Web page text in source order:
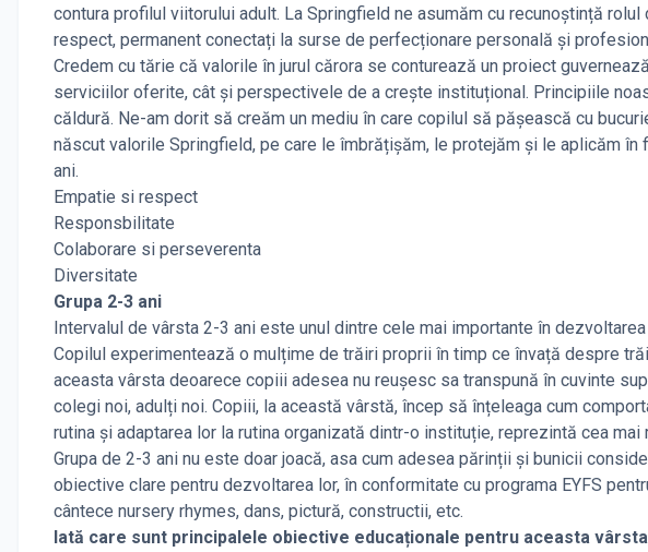
contura profilul viitorului adult. La Springfield ne asumăm cu recunoștință
respect, permanent conectați la surse de perfecționare personală și
Credem cu tărie că valorile în jurul cărora se conturează un proiect
serviciilor oferite, cât și perspectivele de a crește instituțional. Principiile
căldură. Ne-am dorit să creăm un mediu în care copilul să pășească cu
născut valorile Springfield, pe care le îmbrățișăm, le protejăm și le aplicăm
ani.
Empatie si respect
Responsbilitate
Colaborare si perseverenta
Diversitate
Grupa 2-3 ani
Intervalul de vârsta 2-3 ani este unul dintre cele mai importante în
Copilul experimentează o mulțime de trăiri proprii în timp ce învață despre
aceasta vârsta deoarece copiii adesea nu reușesc sa transpună în cuvinte
colegi noi, adulți noi. Copiii, la această vârstă, încep să înțeleaga cum
rutina și adaptarea lor la rutina organizată dintr-o instituție, reprezintă cea
Grupa de 2-3 ani nu este doar joacă, asa cum adesea părinții și bunicii
obiective clare pentru dezvoltarea lor, în conformitate cu programa EYFS
cântece nursery rhymes, dans, pictură, constructii, etc.
Iată care sunt principalele obiective educaționale pentru aceasta